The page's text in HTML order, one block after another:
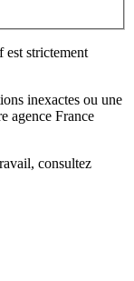
est strictement
inexactes ou une
agence France
, consultez